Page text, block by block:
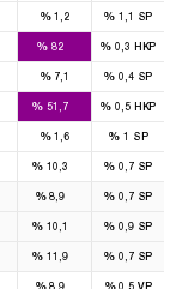
%1,2 % 1,1 SP
% 82 % 0,3 HKP
%7,1 % 0,4 SP
% 51,7 % 0,5 HKP
%1,6 %1 SP
% 10,3 % 0,7 SP
%8,9 % 0,7 SP
% 10,1 % 0,9 SP
% 11,9 % 0,7 SP
%8,9 %0,5VP